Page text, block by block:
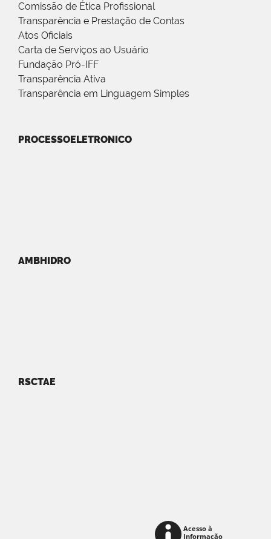
Comissão de Ética Profissional
Transparência e Prestação de Contas
Atos Oficiais
Carta de Serviços ao Usuário
Fundação Pró-IFF
Transparência Ativa
Transparência em Linguagem Simples
PROCESSOELETRONICO
AMBHIDRO
RSCTAE